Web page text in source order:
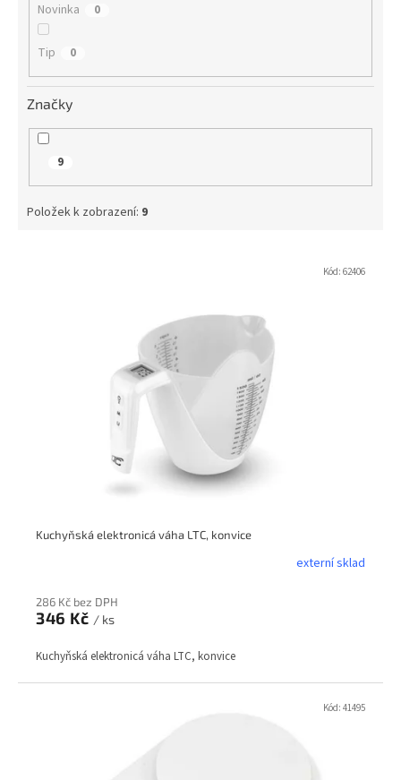
Novinka 0
Tip 0
Značky
9
Položek k zobrazení: 9
Kuchyňská elektronicá váha LTC, konvice
externí sklad
286 Kč bez DPH
346 Kč / ks
Kuchyňská elektronicá váha LTC, konvice
Kód: 62406
Kód: 41495